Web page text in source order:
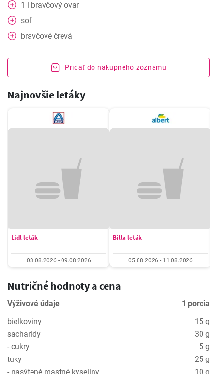
1 l bravčový ovar
soľ
bravčové črevá
Pridať do nákupného zoznamu
Najnovšie letáky
Lidl leták
03.08.2026 - 09.08.2026
Billa leták
05.08.2026 - 11.08.2026
Nutričné hodnoty a cena
Výživové údaje
1 porcia
bielkoviny
15 g
sacharidy
30 g
- cukry
5 g
tuky
25 g
- nasýtené mastné kyseliny
10 g